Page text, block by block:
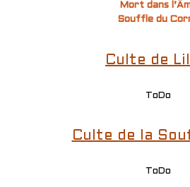
Mort dans
Souffle du
Culte de
ToDo
Culte de la
ToDo